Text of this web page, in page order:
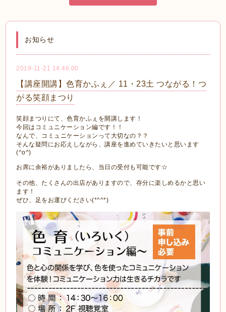
お知らせ
2019-11-21 14:46:00
【講座開講】色育かふぇ／ 11・23土 つながる！つ
がる笑顔まつり
笑顔まつりにて、色育かふぇを開講します！
今回はコミュニケーション編です！！
なんで、コミュニケーションって大切なの？？
そんな疑問にお応えしながら、講座を進めていきたいと思います
(^o^)
お席に余裕がありましたら、当日の受付も可能です☆
その他、たくさんの出店がありますので、存分に楽しめるかと思い
ます！
ぜひ、足をお運びください(*^^*)